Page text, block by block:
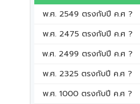
พ.ศ. 2549 ตรงกับปี ค.ศ ?
พ.ศ. 2475 ตรงกับปี ค.ศ ?
พ.ศ. 2499 ตรงกับปี ค.ศ ?
พ.ศ. 2325 ตรงกับปี ค.ศ ?
พ.ศ. 1000 ตรงกับปี ค.ศ ?